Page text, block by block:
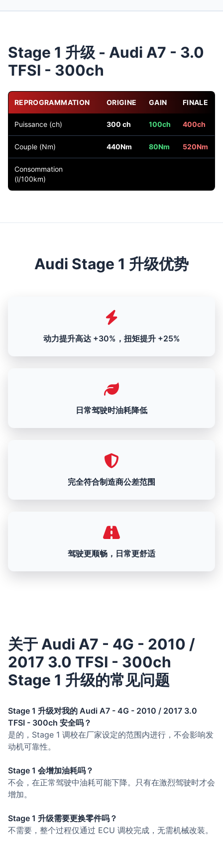
Stage 1 升级 - Audi A7 - 3.0
TFSI - 300ch
REPROGRAMMATION ORIGINE GAIN FINALE
Puissance (ch) 300 ch 100ch 400ch
Couple (Nm) 440Nm 80Nm 520Nm
Consommation
(l/100km)
Audi Stage 1 升级优势
动力提升高达 +30%，扭矩提升 +25%
日常驾驶时油耗降低
完全符合制造商公差范围
驾驶更顺畅，日常更舒适
关于 Audi A7 - 4G - 2010 /
2017 3.0 TFSI - 300ch
Stage 1 升级的常见问题
Stage 1 升级对我的 Audi A7 - 4G - 2010 / 2017 3.0
TFSI - 300ch 安全吗？
是的，Stage 1 调校在厂家设定的范围内进行，不会影响发
动机可靠性。
Stage 1 会增加油耗吗？
不会，在正常驾驶中油耗可能下降。只有在激烈驾驶时才会
增加。
Stage 1 升级需要更换零件吗？
不需要，整个过程仅通过 ECU 调校完成，无需机械改装。